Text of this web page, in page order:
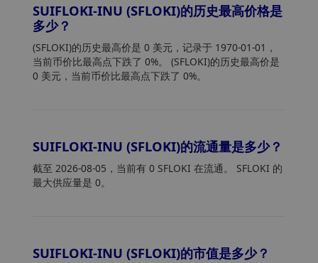
SUIFLOKI-INU (SFLOKI)的历史最高价格是
多少？
(SFLOKI)的历史最高价是 0 美元，记录于 1970-01-01，
当前币价比最高点下跌了 0%。 (SFLOKI)的历史最高价是
0 美元，当前币价比最高点下跌了 0%。
SUIFLOKI-INU (SFLOKI)的流通量是多少？
截至 2026-08-05，当前有 0 SFLOKI 在流通。 SFLOKI 的
最大供应量是 0。
SUIFLOKI-INU (SFLOKI)的市值是多少？